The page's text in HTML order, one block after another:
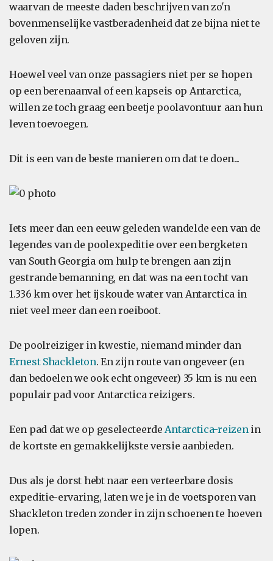
waarvan de meeste daden beschrijven van zo'n
bovenmenselijke vastberadenheid dat ze bijna niet te
geloven zijn.
Hoewel veel van onze passagiers niet per se hopen
op een berenaanval of een kapseis op Antarctica,
willen ze toch graag een beetje poolavontuur aan hun
leven toevoegen.
Dit is een van de beste manieren om dat te doen...
Iets meer dan een eeuw geleden wandelde een van de
legendes van de poolexpeditie over een bergketen
van South Georgia om hulp te brengen aan zijn
gestrande bemanning, en dat was na een tocht van
1.336 km over het ijskoude water van Antarctica in
niet veel meer dan een roeiboot.
De poolreiziger in kwestie, niemand minder dan
Ernest Shackleton. En zijn route van ongeveer (en
dan bedoelen we ook echt ongeveer) 35 km is nu een
populair pad voor Antarctica reizigers.
Een pad dat we op geselecteerdeAntarctica-reizenin
de kortste en gemakkelijkste versie aanbieden.
Dus als je dorst hebt naar een verteerbare dosis
expeditie-ervaring, laten we je in de voetsporen van
Shackleton treden zonder in zijn schoenen te hoeven
lopen.